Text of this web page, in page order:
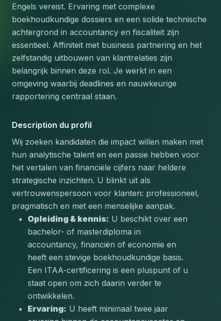
Engels vereist. Ervaring met complexe
boekhoudkundige dossiers en een solide technische
achtergrond in accountancy en fiscaliteit zijn
essentieel. Affiniteit met business partnering en het
zelfstandig uitbouwen van klantrelaties zijn
belangrijk binnen deze rol. Je werkt in een
omgeving waarbij deadlines en nauwkeurige
rapportering centraal staan.
Description du profil
Wij zoeken kandidaten die impact willen maken met
hun analytische talent en een passie hebben voor
het vertalen van financiële cijfers naar heldere
strategische inzichten. U blinkt uit als
vertrouwenspersoon voor klanten: professioneel,
pragmatisch en met een menselijke aanpak.
Opleiding & kennis: U beschikt over een
bachelor- of masterdiploma in
accountancy, financiën of economie en
heeft een stevige boekhoudkundige basis.
Een ITAA-certificering is een pluspunt of u
staat open om zich daarin verder te
ontwikkelen.
Ervaring: U heeft minimaal twee jaar